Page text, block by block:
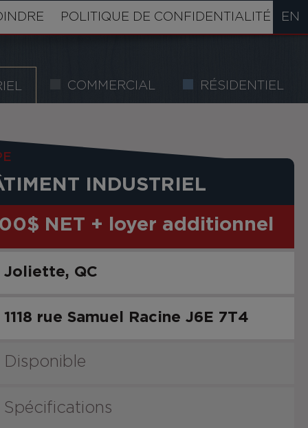
POLITIQUE DE CONFIDENTIALITÉ EN
COMMERCIAL RÉSIDENTIEL
INDUSTRIEL
NET + loyer additionnel
Joliette QC
1118 rue Samuel Racine J6E 7T4
Disponible
Spécifications